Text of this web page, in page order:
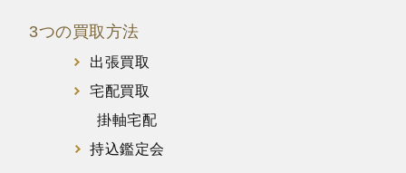
3つの買取方法
出張買取
宅配買取
掛軸宅配
持込鑑定会